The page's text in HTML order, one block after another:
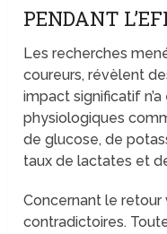
PENDANT
Les recherches
coureurs, révèlent
impact significatif
physiologiques
de glucose, de
taux de lactates et
Concernant le retour
contradictoires.